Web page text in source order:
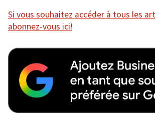
Si vous souhaitez accéder à tous les
abonnez-vous ici!